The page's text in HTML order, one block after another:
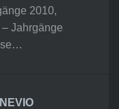
2010,
Jahrgänge